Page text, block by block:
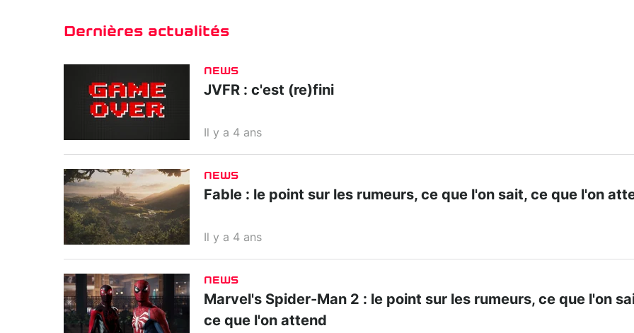
Dernières actualités
NEWS
JVFR : c'est (re)fini
Il y a 4 ans
NEWS
Fable : le point sur les rumeurs, ce que l'on sait, ce que l'on
Il y a 4 ans
NEWS
Marvel's Spider-Man 2 : le point sur les rumeurs, ce que l'on
ce que l'on attend